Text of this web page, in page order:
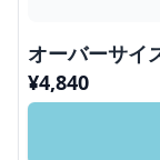
オーバーサイ
¥4,840